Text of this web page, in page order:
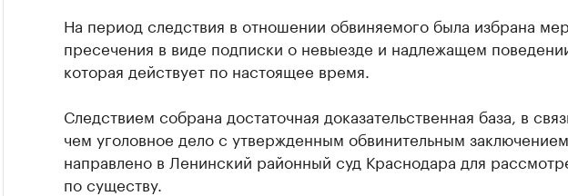
На период следствия в отношении обвиняемого была избрана
пресечения в виде подписки о невыезде и надлежащем
которая действует по настоящее время.
Следствием собрана достаточная доказательственная база, в
чем уголовное дело с утвержденным обвинительным заключением
направлено в Ленинский районный суд Краснодара для
по существу.